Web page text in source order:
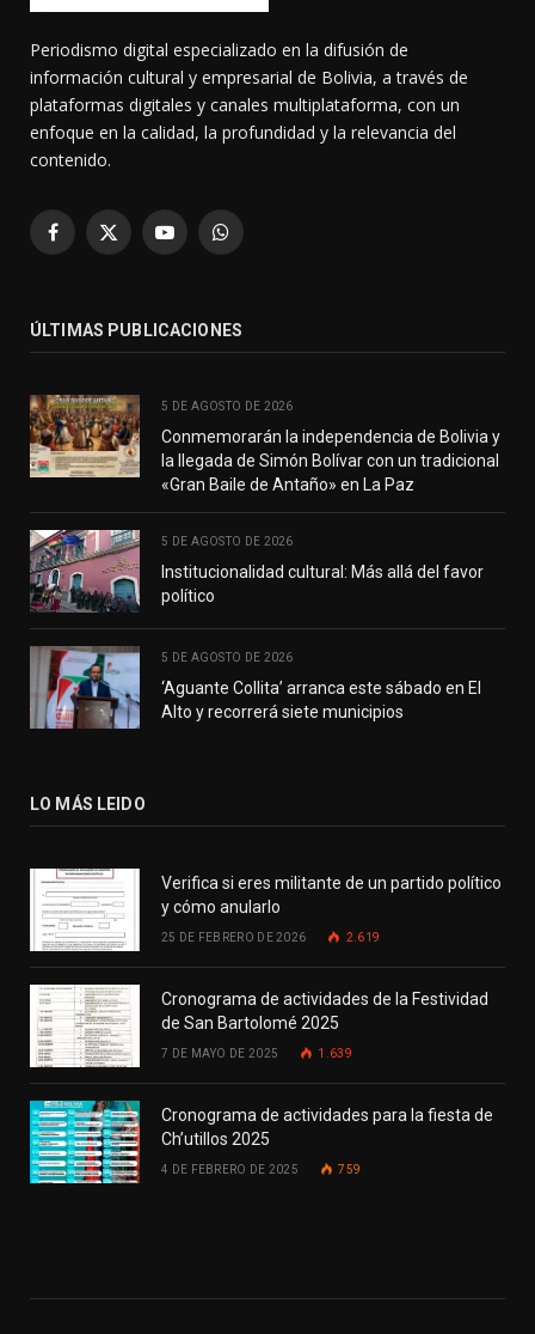
Periodismo digital especializado en la difusión de
información cultural y empresarial de Bolivia, a través de
plataformas digitales y canales multiplataforma, con un
enfoque en la calidad, la profundidad y la relevancia del
contenido.
Facebook
X
YouTubeWhatsApp
ÚLTIMAS PUBLICACIONES
5 DE AGOSTO DE 2026
Conmemorarán la independencia de Bolivia y
la llegada de Simón Bolívar con un tradicional
«Gran Baile de Antaño» en La Paz
5 DE AGOSTO DE 2026
Institucionalidad cultural: Más allá del favor
político
5 DE AGOSTO DE 2026
‘Aguante Collita’ arranca este sábado en El
Alto y recorrerá siete municipios
LO MÁS LEIDO
Verifica si eres militante de un partido político
y cómo anularlo
25 DE FEBRERO DE 2026 2.619
Cronograma de actividades de la Festividad
de San Bartolomé 2025
7 DE MAYO DE 2025 1.639
Cronograma de actividades para la fiesta de
Ch’utillos 2025
4 DE FEBRERO DE 2025 759